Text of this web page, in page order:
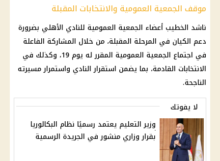
موقف الجمعية العمومية والانتخابات المقبلة
ناشد الخطيب أعضاء الجمعية العمومية للنادي الأهلي بضرورة
دعم الكيان في المرحلة المقبلة، من خلال المشاركة الفاعلة
في اجتماع الجمعية العمومية المقرر له يوم 19، وكذلك في
الانتخابات القادمة، بما يضمن استقرار النادي واستمرار مسيرته
الناجحة.
لا يفوتك
وزير التعليم يعتمد رسميًا نظام البكالوريا
بقرار وزاري منشور في الجريدة الرسمية